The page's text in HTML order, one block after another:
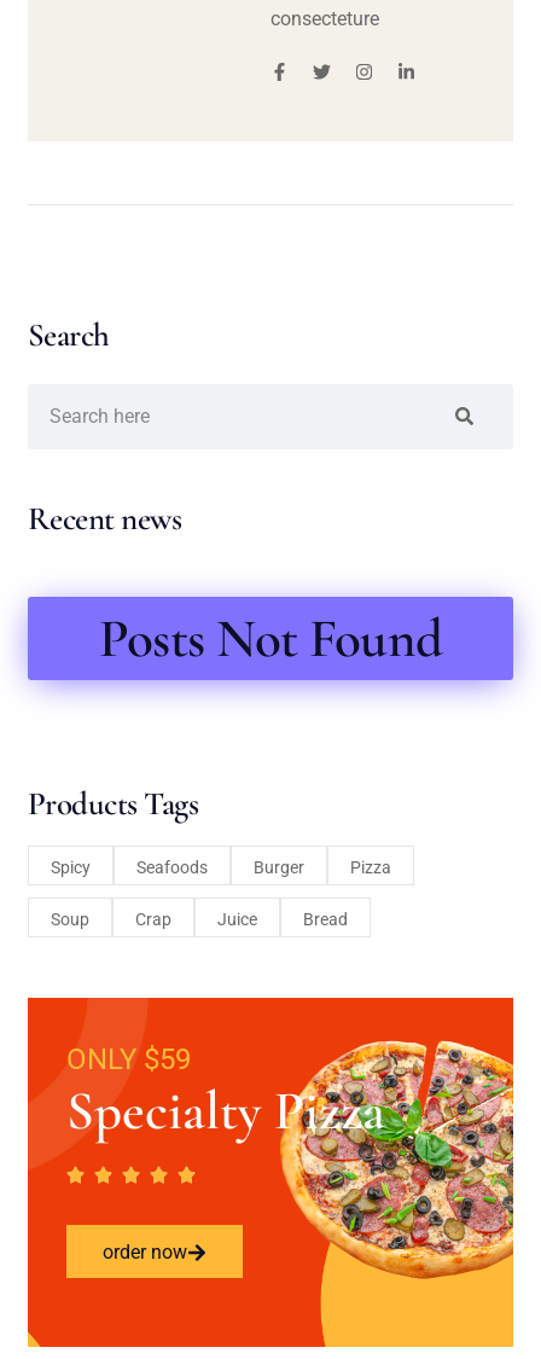
consecteture
Search
Recent news
Posts Not Found
Products Tags
Spicy Seafoods Burger Pizza
Soup Crap Juice Bread
ONLY $59
Specialty Pizza
order now